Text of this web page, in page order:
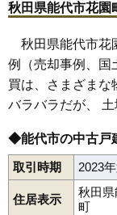
秋田県能代市花園
秋田県能代市花
例（売却事例、国
買は、さまざまな
バラバラだが、
◆能代市の中古戸
取引時期 2023
住居表示
秋田
町